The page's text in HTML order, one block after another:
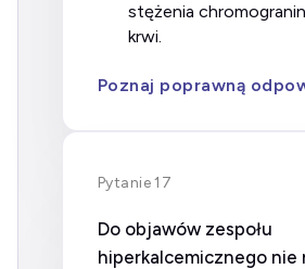
stężenia
krwi.
Poznaj poprawną
Pytanie 17
Do objawów zespołu
hiperkalcemicznego nie